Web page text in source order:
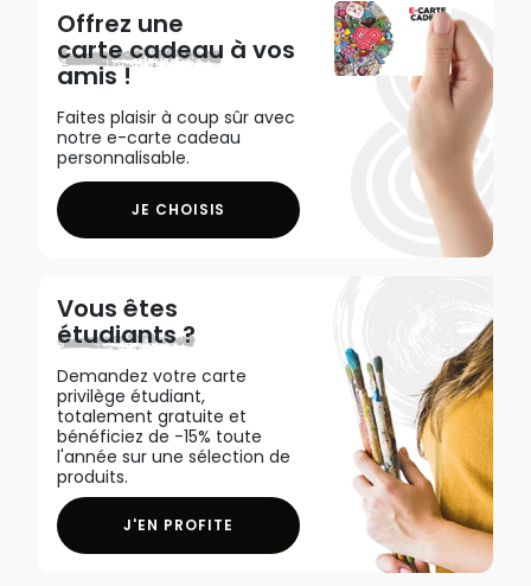
Offrez une
carte cadeau à vos
amis !
Faites plaisir à coup sûr avec
notre e-carte cadeau
personnalisable.
JE CHOISIS
Vous êtes
étudiants ?
Demandez votre carte
privilège étudiant,
totalement gratuite et
bénéficiez de -15% toute
l'année sur une sélection de
produits.
J'EN PROFITE